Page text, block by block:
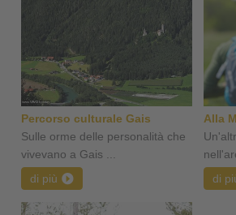
Percorso culturale Gais
Sulle orme delle personalità che
vivevano a Gais ...
di più
Alla
di